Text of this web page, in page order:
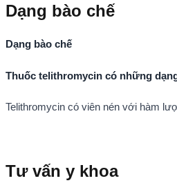
Dạng bào chế
Dạng bào chế
Thuốc telithromycin có những
Telithromycin có viên nén với hàm
Tư vấn y khoa